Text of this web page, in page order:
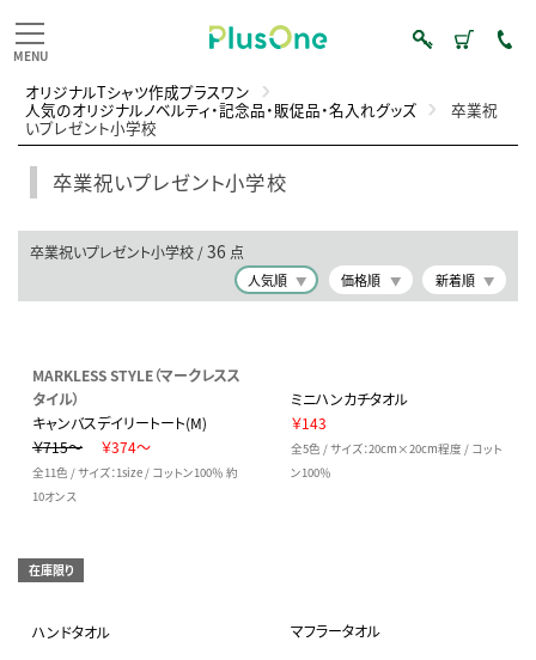
オリジナルTシャツ作成プラスワン
人気のオリジナルノベルティ・記念品・販促品・名入れグッズ 卒業祝
いプレゼント小学校
卒業祝いプレゼント小学校
卒業祝いプレゼント小学校 /36 点
人気順 価格順 新着順
MARKLESS STYLE（マークレスス
タイル）
キャンバスデイリートート(M)
￥715～
￥374～
全11色 / サイズ：1size / コットン100％ 約
10オンス
ミニハンカチタオル
￥143
全5色 / サイズ：20cm×20cm程度 / コット
ン100％
在庫限り
ハンドタオル マフラータオル